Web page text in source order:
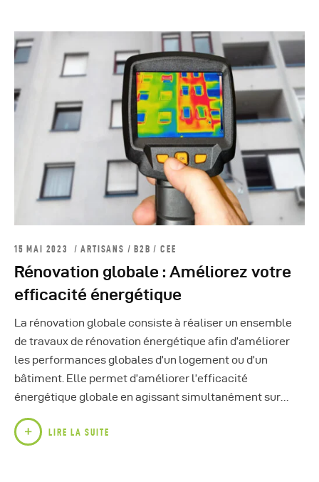
15 MAI 2023 ARTISANS /B2B /CEE
Rénovation globale : Améliorez votre
efficacité énergétique
La rénovation globale consiste à réaliser un ensemble
de travaux de rénovation énergétique afin d’améliorer
les performances globales d’un logement ou d’un
bâtiment. Elle permet d’améliorer l’efficacité
énergétique globale en agissant simultanément sur…
LIRE LA SUITE